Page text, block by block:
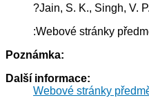
?Jain, S. K., Singh, V.
:Webové stránky
Poznámka:
Další informace:
Webové stránky